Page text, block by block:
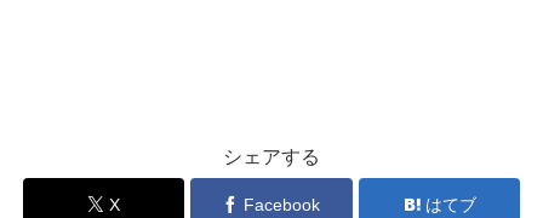
シェアする
X Facebook はてブ